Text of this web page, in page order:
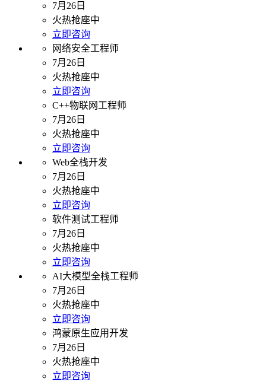
7月26日
火热抢座中
立即咨询
网络安全工程师
7月26日
火热抢座中
立即咨询
C++物联网工程师
7月26日
火热抢座中
立即咨询
Web全栈开发
7月26日
火热抢座中
立即咨询
软件测试工程师
7月26日
火热抢座中
立即咨询
AI大模型全栈工程师
7月26日
火热抢座中
立即咨询
鸿蒙原生应用开发
7月26日
火热抢座中
立即咨询